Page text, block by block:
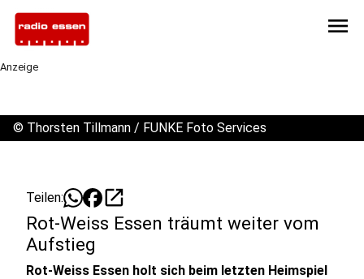
menu
Anzeige
© Thorsten Tillmann / FUNKE Foto Services
Teilen: open_in_new
Rot-Weiss Essen träumt weiter vom
Aufstieg
Rot-Weiss Essen holt sich beim letzten Heimspiel